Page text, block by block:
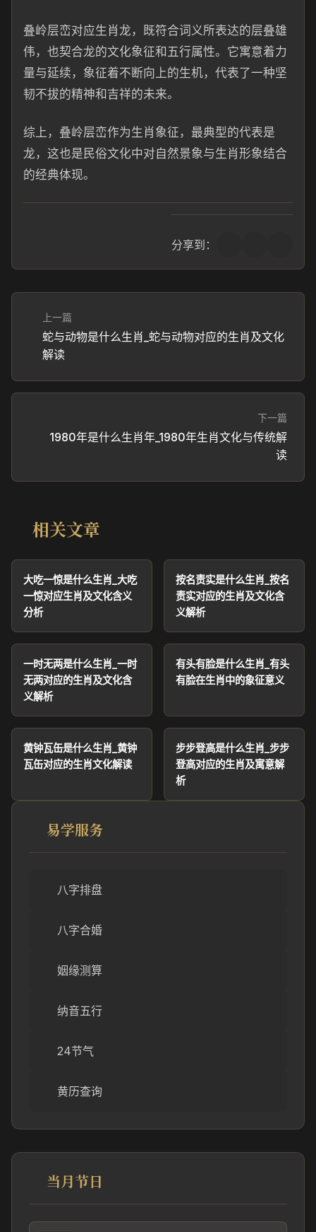
叠岭层峦对应生肖龙，既符合词义所表达的层叠雄
伟，也契合龙的文化象征和五行属性。它寓意着力
量与延续，象征着不断向上的生机，代表了一种坚
韧不拔的精神和吉祥的未来。
综上，叠岭层峦作为生肖象征，最典型的代表是
龙，这也是民俗文化中对自然景象与生肖形象结合
的经典体现。
分享到：
上一篇
蛇与动物是什么生肖_蛇与动物对应的生肖及文化
解读
下一篇
1980年是什么生肖年_1980年生肖文化与传统解
读
相关文章
大吃一惊是什么生肖_大吃
一惊对应生肖及文化含义
分析
按名责实是什么生肖_按名
责实对应的生肖及文化含
义解析
一时无两是什么生肖_一时
无两对应的生肖及文化含
义解析
有头有脸是什么生肖_有头
有脸在生肖中的象征意义
黄钟瓦缶是什么生肖_黄钟
瓦缶对应的生肖文化解读
步步登高是什么生肖_步步
登高对应的生肖及寓意解
析
易学服务
八字排盘
八字合婚
姻缘测算
纳音五行
24节气
黄历查询
当月节日